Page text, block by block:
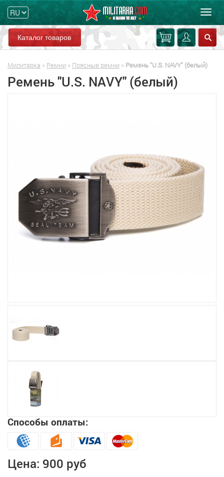
Каталог товаров
Милитарка » Ремни » Поясные ремни » Ремень "U.S. NAVY" (белый)
Ремень "U.S. NAVY" (белый)
Способы оплаты:
Цена: 900 руб